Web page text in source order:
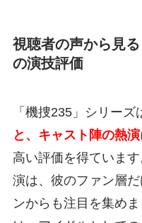
視聴者の声から見
の演技評価
「機捜235」シリーズ
と、キャスト陣の熱演
高い評価を得ていま
演は、彼のファン層
ンからも注目を集め